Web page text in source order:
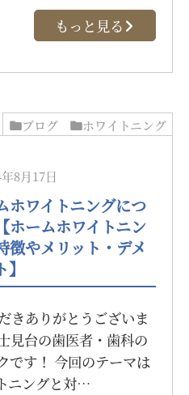
もっと見る
ブログ ホワイトニング
8月17日
ホワイトニングにつ
ホームホワイトニン
徴やメリット・デメ
きありがとうございま
見台の歯医者・歯科の
です！ 今回のテーマは
ニングと対…